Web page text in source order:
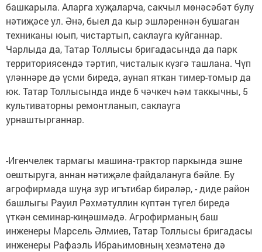
башкарыла. Аларга хуҗаларча, сакчыл мөнәсәбәт булу
нәтиҗәсе ул. Әнә, быел да кыр эшләреннән бушаган
техниканы юып, чистартып, саклауга куйганнар.
Чарлыда да, Татар Толлысы бригадасында да парк
территориясендә тәртип, чисталык күзгә ташлана. Чүп
үләннәре дә үсми биредә, аунап яткан тимер-томыр да
юк. Татар Толлысында инде 6 чәчкеч һәм таккычны, 5
культиваторны ремонтланып, саклауга
урнаштырганнар.
-Игенчелек тармагы машина-трактор паркында эшне
оештыруга, аннан нәтиҗәле файдалануга бәйле. Бу
агрофирмада шуңа зур игътибар бирәләр, - диде район
башлыгы Рауил Рәхмәтуллин күптән түгел биредә
үткән семинар-киңәшмәдә. Агрофирманың баш
инженеры Марсель Әлмиев, Татар Толлысы бригадасы
инженеры Рафаэль Ибраһимовның хезмәтенә дә